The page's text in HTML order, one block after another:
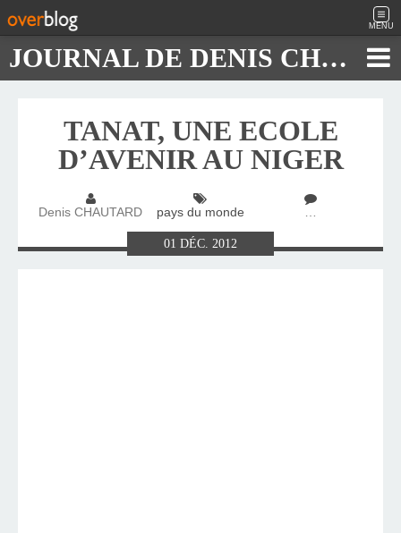
MENU
JOURNAL DE DENIS CHAUTARD
TANAT, UNE ECOLE
D’AVENIR AU NIGER
Denis CHAUTARD pays du monde …
01 DÉC. 2012